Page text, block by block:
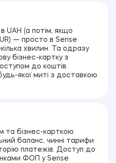
UAH (а потім, якщо
— просто в Sense
хвилин. Та одразу
бізнес-картку з
до коштів.
якої миті з доставкою
та бізнес-карткою.
баланс, чинні тарифи
платежів. Доступ до
ФОП у Sense